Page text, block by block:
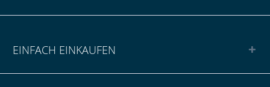
EINFACH EINKAUFEN